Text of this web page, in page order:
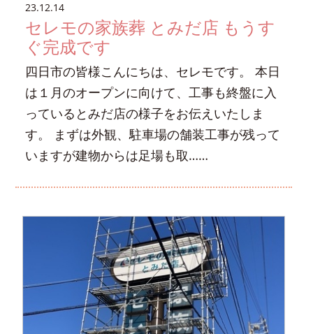
23.12.14
セレモの家族葬 とみだ店 もうす
ぐ完成です
四日市の皆様こんにちは、セレモです。 本日
は１月のオープンに向けて、工事も終盤に入
っているとみだ店の様子をお伝えいたしま
す。 まずは外観、駐車場の舗装工事が残って
いますが建物からは足場も取……